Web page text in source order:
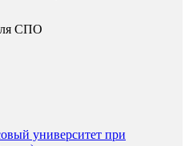
СПО
университет при